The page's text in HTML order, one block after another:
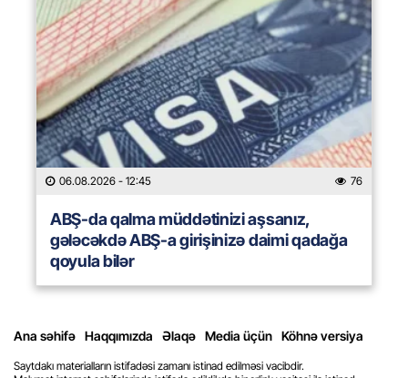
06.08.2026 - 12:45 76
ABŞ-da qalma müddətinizi aşsanız,
gələcəkdə ABŞ-a girişinizə daimi qadağa
qoyula bilər
Ana səhifə Haqqımızda Əlaqə Media üçün Köhnə versiya
Saytdakı materialların istifadəsi zamanı istinad edilməsi vacibdir.